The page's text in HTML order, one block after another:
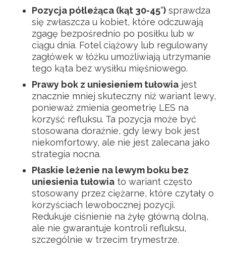
Pozycja półleżąca (kąt 30-45°) sprawdza
się zwłaszcza u kobiet, które odczuwają
zgagę bezpośrednio po posiłku lub w
ciągu dnia. Fotel ciążowy lub regulowany
zagłówek w łóżku umożliwiają utrzymanie
tego kąta bez wysiłku mięśniowego.
Prawy bok z uniesieniem tułowia jest
znacznie mniej skuteczny niż wariant lewy,
ponieważ zmienia geometrię LES na
korzyść refluksu. Ta pozycja może być
stosowana doraźnie, gdy lewy bok jest
niekomfortowy, ale nie jest zalecana jako
strategia nocna.
Płaskie leżenie na lewym boku bez
uniesienia tułowia to wariant często
stosowany przez ciężarne, które czytały o
korzyściach lewobocznej pozycji.
Redukuje ciśnienie na żyłę główną dolną,
ale nie gwarantuje kontroli refluksu,
szczególnie w trzecim trymestrze.